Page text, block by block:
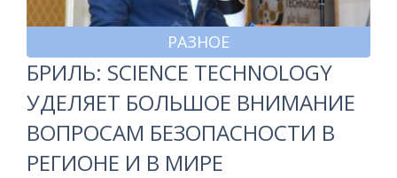
РАЗНОЕ
БРИЛЬ: SCIENCE TECHNOLOGY
УДЕЛЯЕТ БОЛЬШОЕ ВНИМАНИЕ
ВОПРОСАМ БЕЗОПАСНОСТИ В
РЕГИОНЕ И В МИРЕ